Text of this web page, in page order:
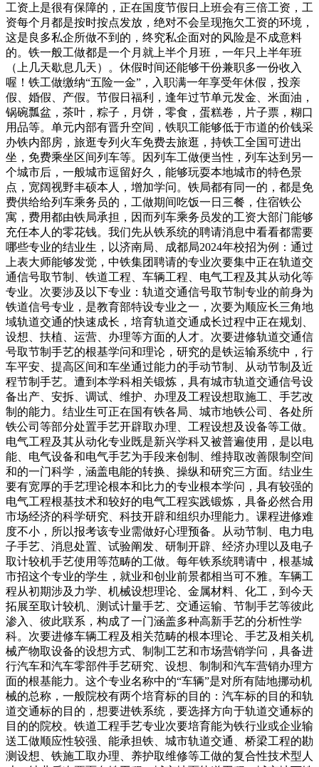
工资上是很有保障的，正在国度节假日上班会有三倍工资，工
资每个月都是按时按点发放，绝对不会呈现拖欠工资的环境，
这是良多私企所做不到的，终究私企面对的风险是不成意料
的。铁一般工做都是一个月就上半个月班，一年只上半年班
（上几天歇息几天）。休假时间还能够干份兼职多一份收入
喔！铁工做缴纳“五险一金”，入职满一年享受年休假，投亲
假、婚假、产假。节假日福利，逢年过节单元发金、米面油，
锅碗瓢盆，茶叶，粽子，月饼，零食，蛋糕卷，片子票，糊口
用品等。单元内部有晋升空间，铁职工能够低于市道的价钱采
办铁内部房，旅逛专列火车免费去旅逛，持铁工全国可进出
坐，免费乘坐区间列车等。因列车工做便当性，列车达到另一
个城市后，一般城市逗留好久，能够玩耍本地城市的特色景
点，宽阔视野丰硕本人，增加学问。铁局都有同一的，都是免
费供给给列车乘务员的，工做期间吃饭一日三餐，住宿铁公
寓，费用都由铁局承担，因而列车乘务员发的工资大部门能够
充任本人的零花钱。我们先从铁系统的聘请消息中看看都需要
哪些专业的结业生，以济南局、成都局2024年校招为例：通过
上表大师能够发觉，中铁集团聘请的专业次要集中正在轨道交
通信号取节制、铁道工程、车辆工程、电气工程及其从动化等
专业。次要涉及以下专业：轨道交通信号取节制专业的前身为
铁道信号专业，是教育部特设专业之一，次要为顺应长三角地
域轨道交通的快速成长，培育轨道交通成长过程中正在规划、
设想、扶植、运营、办理等方面的人才。次要进修轨道交通信
号取节制手艺的根基学问和理论，研究的是铁运输系统中，行
车平安、提高区间和车坐通过能力的手动节制、从动节制及近
程节制手艺。遭到本学科相关锻炼，具有城市轨道交通信号设
备出产、安拆、调试、维护、办理及工程设想取施工、手艺改
制的能力。结业生可正在国有铁各局、城市地铁公司、各处所
铁公司等部分处置手艺开辟取办理、工程设想及设备等工做。
电气工程及其从动化专业既是新兴学科又被普遍使用，是以电
能、电气设备和电气手艺为手段来创制、维持取改善限制空间
和的一门科学，涵盖电能的转换、操纵和研究三方面。结业生
要有宽厚的手艺理论根本和比力的专业根本学问，具有较强的
电气工程根基技术和较好的电气工程实践锻炼，具备必然合用
市场经济的科学研究、科技开辟和组织办理能力。课程进修难
度不小，所以报考该专业需做好心理预备。从动节制、电力电
子手艺、消息处置、试验阐发、研制开辟、经济办理以及电子
取计较机手艺使用等范畴的工做。每年铁系统聘请中，根基城
市招这个专业的学生，就业和创业前景都相当可不雅。车辆工
程从初期涉及力学、机械设想理论、金属材料、化工，到今天
拓展至取计较机、测试计量手艺、交通运输、节制手艺等彼此
渗入、彼此联系，构成了一门涵盖多种高新手艺的分析性学
科。次要进修车辆工程及相关范畴的根本理论、手艺及相关机
械产物取设备的设想方式、制制工艺和市场营销学问，具备进
行汽车和汽车零部件手艺研究、设想、制制和汽车营销办理方
面的根基能力。这个专业名称中的“车辆”是对所有陆地挪动机
械的总称，一般院校有两个培育标的目的：汽车标的目的和轨
道交通标的目的，想要进铁系统，要选择方向于轨道交通标的
目的的院校。铁道工程手艺专业次要培育能为铁行业或企业输
送工做顺应性较强、能承担铁、城市轨道交通、桥梁工程的勘
测设想、铁施工取办理、养护取维修等工做的复合性技术型人